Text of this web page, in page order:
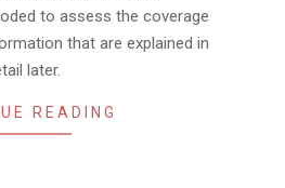
to assess the coverage
that are explained in
later.
READING